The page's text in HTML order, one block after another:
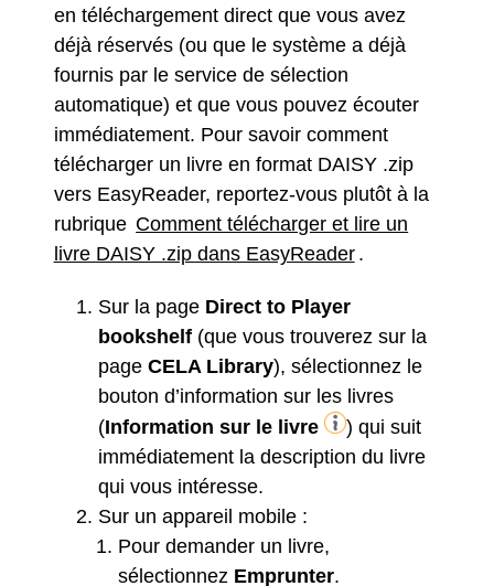
en téléchargement direct que vous avez
déjà réservés (ou que le système a déjà
fournis par le service de sélection
automatique) et que vous pouvez écouter
immédiatement. Pour savoir comment
télécharger un livre en format DAISY .zip
vers EasyReader, reportez-vous plutôt à la
rubrique Comment télécharger et lire un
livre DAISY .zip dans EasyReader .
Sur la page Direct to Player
bookshelf(que vous trouverez sur la
page CELA Library), sélectionnez le
bouton d’information sur les livres
(Information sur le livre
) qui suit
immédiatement la description du livre
qui vous intéresse.
Sur un appareil mobile :
Pour demander un livre,
sélectionnez Emprunter.